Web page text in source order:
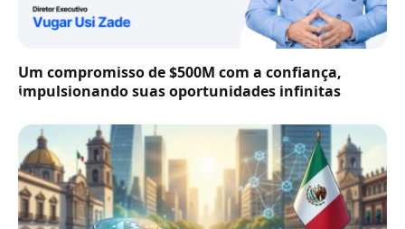
Um compromisso de $500M com a confiança,
impulsionando suas oportunidades infinitas